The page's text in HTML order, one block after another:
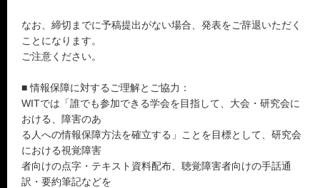
なお、締切までに予稿提出がない場合、発表をご辞退いただく
ことになります。
ご注意ください。
■ 情報保障に対するご理解とご協力：
WITでは「誰でも参加できる学会を目指して、大会・研究会に
おける、障害のあ
る人への情報保障方法を確立する」ことを目標として、研究会
における視覚障害
者向けの点字・テキスト資料配布、聴覚障害者向けの手話通
訳・要約筆記などを